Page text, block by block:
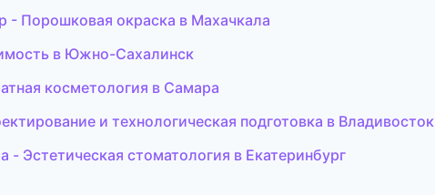
- Порошковая окраска в Махачкала
в Южно-Сахалинск
косметология в Самара
и технологическая подготовка в Владивосток
- Эстетическая стоматология в Екатеринбург